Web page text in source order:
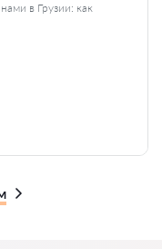
в Грузии: как